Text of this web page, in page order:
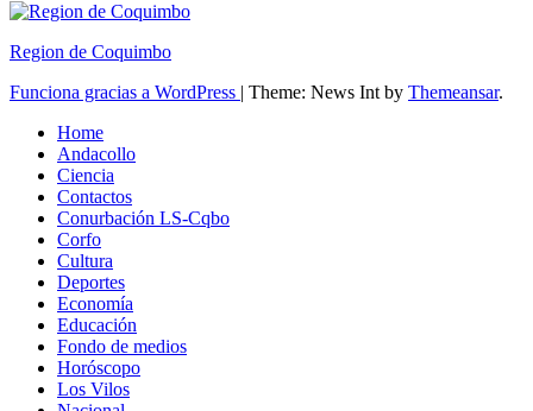
Region de Coquimbo
Funciona gracias a WordPress | Theme: News Int by Themeansar.
Home
Andacollo
Ciencia
Contactos
Conurbación LS-Cqbo
Corfo
Cultura
Deportes
Economía
Educación
Fondo de medios
Horóscopo
Los Vilos